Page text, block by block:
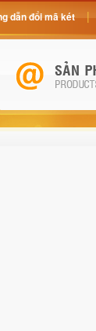
dẫn đổi mã két